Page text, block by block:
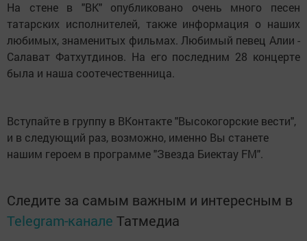
На стене в "ВК" опубликовано очень много песен
татарских исполнителей, также информация о наших
любимых, знаменитых фильмах. Любимый певец Алии -
Салават Фатхутдинов. На его последним 28 концерте
была и наша соотечественница.
Вступайте в группу в ВКонтакте "Высокогорские вести",
и в следующий раз, возможно, именно Вы станете
нашим героем в программе "Звезда Биектау FM".
Следите за самым важным и интересным в
Telegram-канале Татмедиа